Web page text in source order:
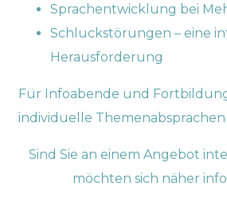
Sprachentwicklung bei
Schluckstörungen – eine
Herausforderung
Für Infoabende und
individuelle
Sind Sie an einem Angebot
möchten sich näher